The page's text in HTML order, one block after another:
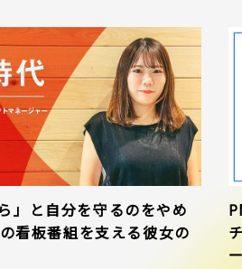
」と自分を守るのをやめ
看板番組を支える彼女の